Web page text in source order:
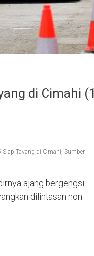
di Cimahi (1
Siap Tayang di Cimahi, Sumber
ajang bergengsi
dilintasan non